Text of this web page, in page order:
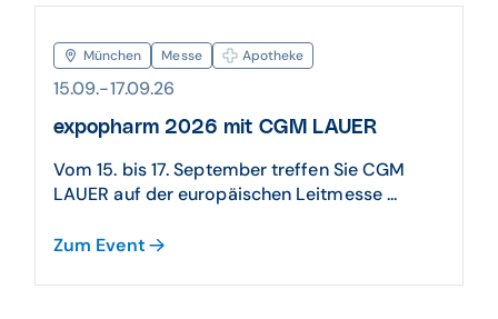
München Messe Apotheke
15.09.-17.09.26
expopharm 2026 mit CGM LAUER
Vom 15. bis 17. September treffen Sie CGM
LAUER auf der europäischen Leitmesse ...
Zum Event